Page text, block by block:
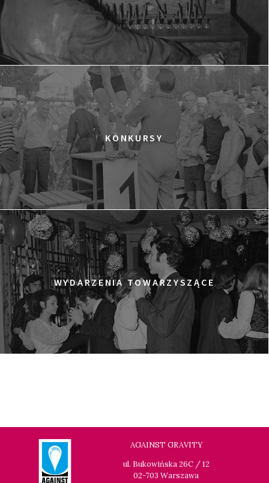
KONKURSY
WYDARZENIA TOWARZYSZĄCE
AGAINST GRAVITY
ul. Bukowińska 26C / 12
02-703 Warszawa